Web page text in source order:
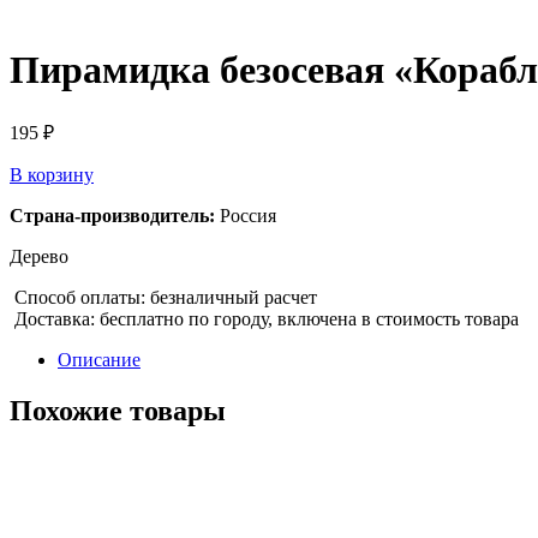
Пирамидка безосевая
195 ₽
В корзину
Страна-производитель: Россия
Дерево
Способ оплаты: безналичный расчет
Доставка: бесплатно по городу, включена в стоимость товара
Описание
Похожие товары